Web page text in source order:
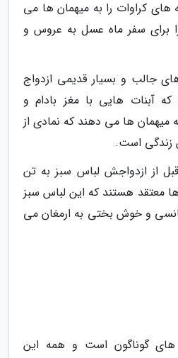
کراوات را به میهمان ها می
برای سفر ماه عسل به عروس و
جالب و بسیار قدیمی ازدواج
که آبنات هایی با مغز بادام و
میهمان ها می دهند که نمادی از
زندگی است.
از ازدواجش لباس سبز به تن
ها معتقد هستند که این لباس سبز
و خوش بختی به ارمغان می
های گوناگون است و همه این